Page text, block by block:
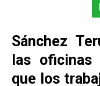
Sánchez
las oficinas
que los